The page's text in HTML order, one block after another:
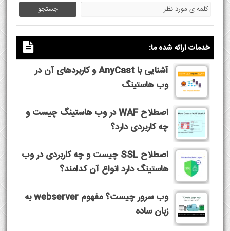
خدمات ارائه شده ما:
آشنایی با AnyCast و کاربردهای آن در
وب هاستینگ
اصطلاح WAF در وب هاستینگ چیست و
چه کاربردی دارد؟
اصطلاح SSL چیست و چه کاربردی در وب
هاستینگ دارد انواع آن کدامند؟
وب سرور چیست؟ مفهوم webserver به
زبان ساده